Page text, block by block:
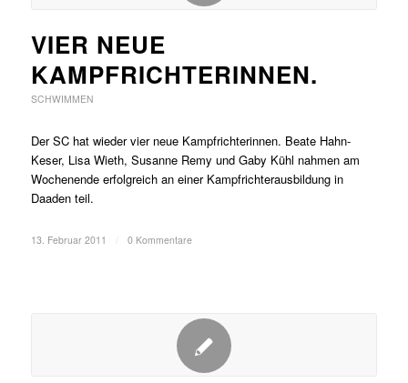
VIER NEUE
KAMPFRICHTERINNEN.
SCHWIMMEN
Der SC hat wieder vier neue Kampfrichterinnen. Beate Hahn-
Keser, Lisa Wieth, Susanne Remy und Gaby Kühl nahmen am
Wochenende erfolgreich an einer Kampfrichterausbildung in
Daaden teil.
13. Februar 2011 0 Kommentare